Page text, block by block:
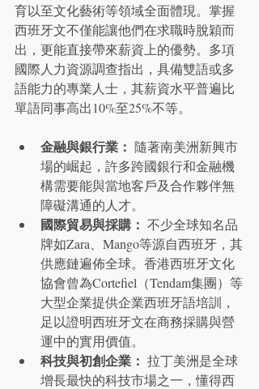
育以至文化藝術等領域全面體現。掌握
西班牙文不僅能讓他們在求職時脫穎而
出，更能直接帶來薪資上的優勢。多項
國際人力資源調查指出，具備雙語或多
語能力的專業人士，其薪資水平普遍比
單語同事高出10%至25%不等。
金融與銀行業： 隨著南美洲新興市
場的崛起，許多跨國銀行和金融機
構需要能與當地客戶及合作夥伴無
障礙溝通的人才。
國際貿易與採購： 不少全球知名品
牌如Zara、Mango等源自西班牙，其
供應鏈遍佈全球。香港西班牙文化
協會曾為Cortefiel（Tendam集團）等
大型企業提供企業西班牙語培訓，
足以證明西班牙文在商務採購與營
運中的實用價值。
科技與初創企業： 拉丁美洲是全球
增長最快的科技市場之一，懂得西